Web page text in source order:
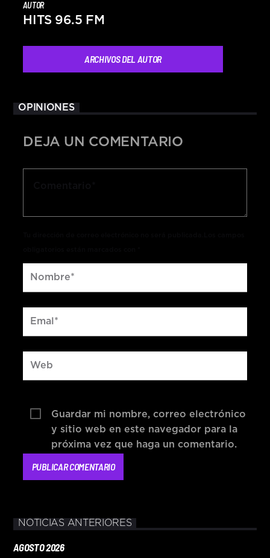
AUTOR
HITS 96.5 FM
ARCHIVOS DEL AUTOR
OPINIONES
DEJA UN COMENTARIO
Guardar mi nombre, correo electrónico
y sitio web en este navegador para la
próxima vez que haga un comentario.
NOTICIAS ANTERIORES
AGOSTO 2026